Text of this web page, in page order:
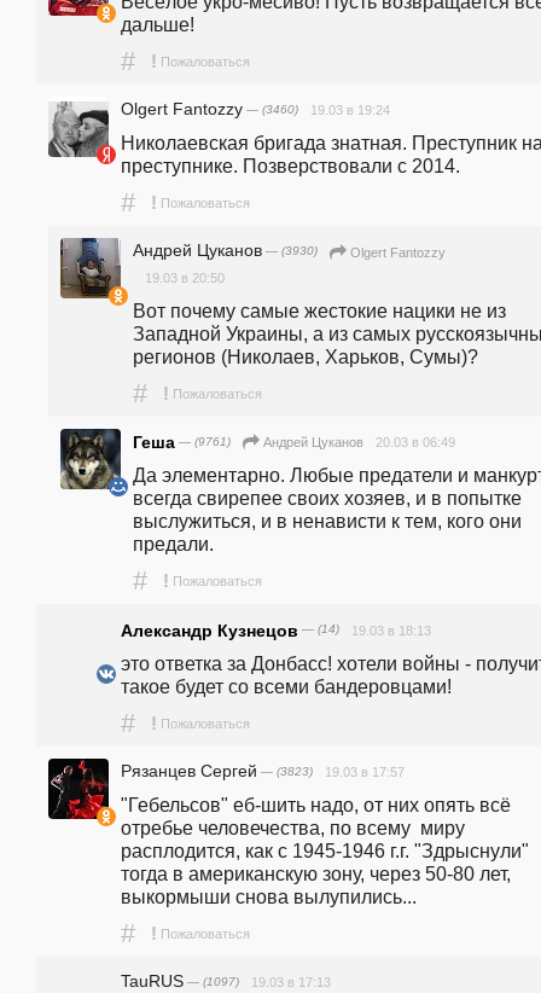
дальше!
# ! Пожаловаться
Olgert Fantozzy — (3460) 19.03 в 19:24
Николаевская бригада знатная. Преступник
преступнике. Позверствовали с 2014.
# ! Пожаловаться
Андрей Цуканов — (3930)
Olgert Fantozzy
19.03 в 20:50
Вот почему самые жестокие нацики не из
Западной Украины, а из самых
регионов (Николаев, Харьков, Сумы)?
# ! Пожаловаться
Геша — (9761) Андрей Цуканов 20.03 в 06:49
Да элементарно. Любые предатели и
всегда свирепее своих хозяев, и в попытке
выслужиться, и в ненависти к тем, кого они
предали.
# ! Пожаловаться
Александр Кузнецов — (14) 19.03 в 18:13
это ответка за Донбасс! хотели войны -
такое будет со всеми бандеровцами!
# ! Пожаловаться
Рязанцев Сергей — (3823) 19.03 в 17:57
"Гебельсов" еб-шить надо, от них опять всё
отребье человечества, по всему  миру
расплодится, как с 1945-1946 г.г. "Здрыснули"
тогда в американскую зону, через 50-80 лет,
выкормыши снова вылупились...
# ! Пожаловаться
TauRUS — (1097) 19.03 в 17:13